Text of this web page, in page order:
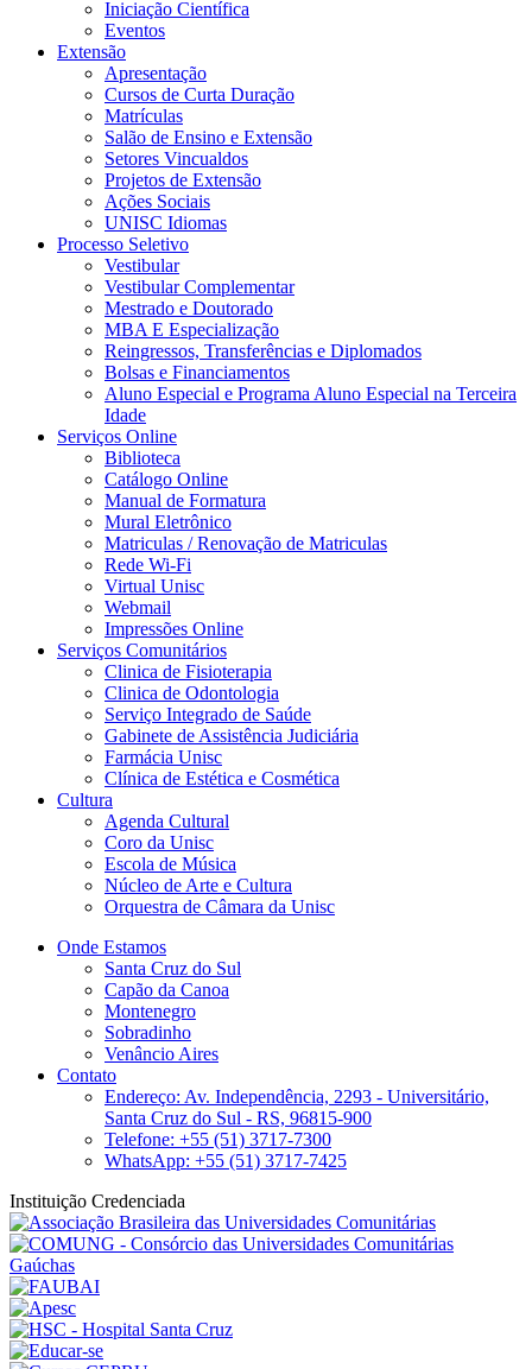
Iniciação Científica
Eventos
Extensão
Apresentação
Cursos de Curta Duração
Matrículas
Salão de Ensino e Extensão
Setores Vincualdos
Projetos de Extensão
Ações Sociais
UNISC Idiomas
Processo Seletivo
Vestibular
Vestibular Complementar
Mestrado e Doutorado
MBA E Especialização
Reingressos, Transferências e Diplomados
Bolsas e Financiamentos
Aluno Especial e Programa Aluno Especial na Terceira
Idade
Serviços Online
Biblioteca
Catálogo Online
Manual de Formatura
Mural Eletrônico
Matriculas / Renovação de Matriculas
Rede Wi-Fi
Virtual Unisc
Webmail
Impressões Online
Serviços Comunitários
Clinica de Fisioterapia
Clinica de Odontologia
Serviço Integrado de Saúde
Gabinete de Assistência Judiciária
Farmácia Unisc
Clínica de Estética e Cosmética
Cultura
Agenda Cultural
Coro da Unisc
Escola de Música
Núcleo de Arte e Cultura
Orquestra de Câmara da Unisc
Onde Estamos
Santa Cruz do Sul
Capão da Canoa
Montenegro
Sobradinho
Venâncio Aires
Contato
Endereço: Av. Independência, 2293 - Universitário,
Santa Cruz do Sul - RS, 96815-900
Telefone: +55 (51) 3717-7300
WhatsApp: +55 (51) 3717-7425
Instituição Credenciada